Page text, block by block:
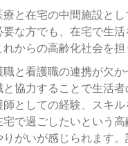
と在宅の中間施設とし
な方でも、在宅で生
からの高齢化社会を担
と看護職の連携が欠
協力することで生活
としての経験、スキ
で過ごしたいという
がいが感じられます